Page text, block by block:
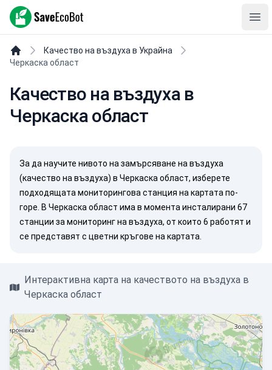
SaveEcoBot
Качество на въздуха в Украйна
Черкаска област
Качество на въздуха в
Черкаска област
За да научите нивото на замърсяване на въздуха
(качество на въздуха) в Черкаска област, изберете
подходящата мониторингова станция на картата по-
горе. В Черкаска област има в момента инсталирани 67
станции за мониторинг на въздуха, от които 6 работят и
се представят с цветни кръгове на картата.
Интерактивна карта на качеството на въздуха в
Черкаска област